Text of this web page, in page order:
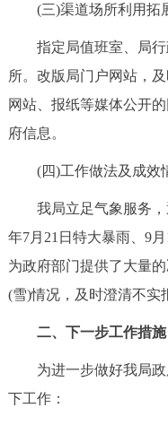
(三)渠道场所利用拓展
指定局值班室、局行
所。改版局门户网站，
网站、报纸等媒体公开
府信息。
(四)工作做法及成效
我局立足气象服务，
年7月21日特大暴雨、9
为政府部门提供了大量
(雪)情况，及时澄清不实
二、下一步工作措施
为进一步做好我局政
下工作：